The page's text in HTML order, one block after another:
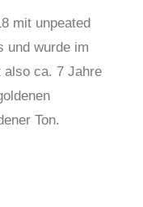
mit unpeated
und wurde im
also ca. 7 Jahre
Ton.